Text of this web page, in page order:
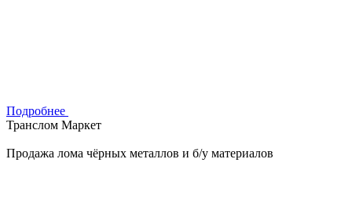
Подробнее
Транслом Маркет
Продажа лома чёрных металлов и б/у материалов